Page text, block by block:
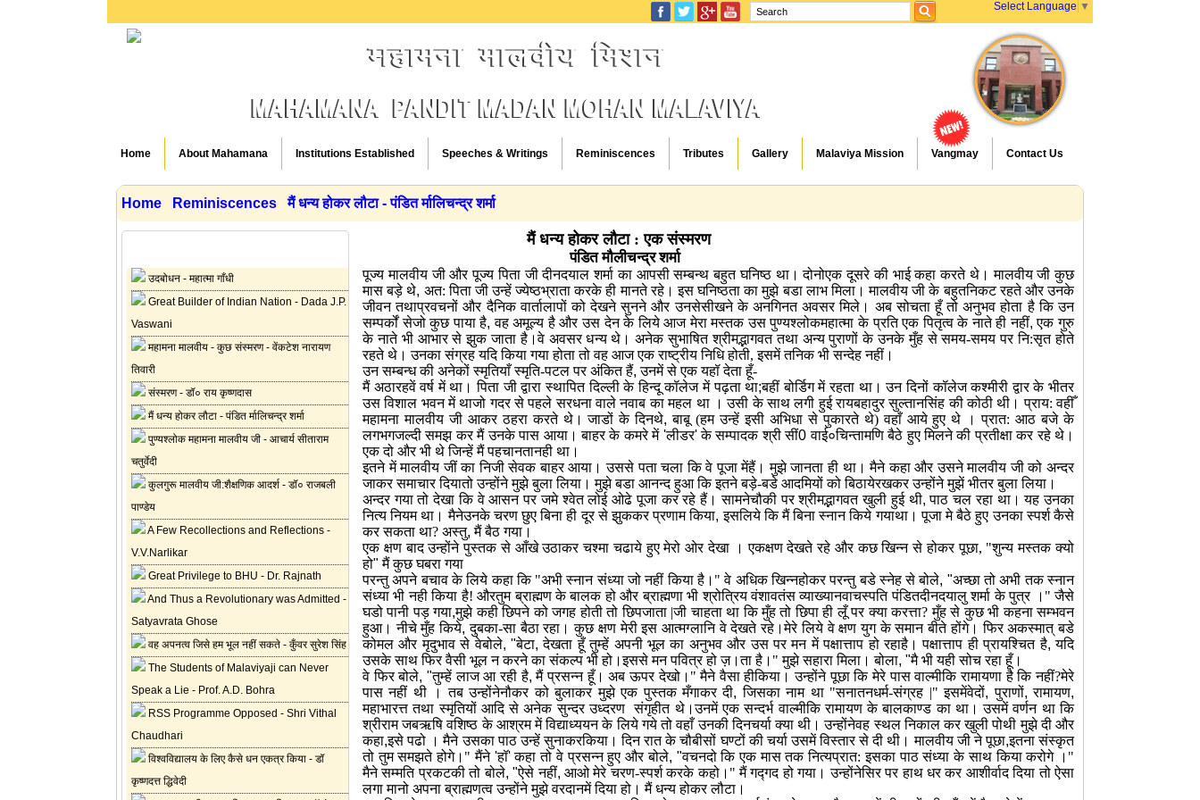
Select Language ▼
Home About Mahamana Institutions Established Speeches & Writings Reminiscences Tributes Gallery Malaviya Mission Vangmay Contact Us
Home Reminiscences मैं धन्य होकर लौटा - पंडित र्मालिचन्द्र शर्मा
उदबोधन - महात्मा गाँधी
Great Builder of Indian Nation - Dada J.P.
Vaswani
महामना मालवीय - कुछ संस्मरण - वेंकटेश नारायण
तिवारी
संस्मरण - डॉ० राय कृष्णदास
मैं धन्य होकर लौटा - पंडित र्मालिचन्द्र शर्मा
पुण्यश्लोक महामना मालवीय जी - आचार्य सीताराम
चतुर्वेदी
कुलगुरू मालवीय जी:शैक्षणिक आदर्श - डॉ० राजबली
पाण्डेय
A Few Recollections and Reflections -
V.V.Narlikar
Great Privilege to BHU - Dr. Rajnath
And Thus a Revolutionary was Admitted -
Satyavrata Ghose
वह अपनत्व जिसे हम भूल नहीं सकते - कुँवर सुरेश सिंह
The Students of Malaviyaji can Never
Speak a Lie - Prof. A.D. Bohra
RSS Programme Opposed - Shri Vithal
Chaudhari
विश्वविद्यालय के लिए कैसे धन एकत्र किया - डॉ
कृष्णदत्त द्धिवेदी
मैं धन्य होकर लौटा : एक संस्मरण
पंडित मौलीचन्द्र शर्मा
पूज्य मालवीय जी और पूज्य पिता जी दीनदयाल शर्मा का आपसी सम्बन्थ बहुत घनिष्ठ था। दोनोएक दूसरे की भाई कहा करते थे। मालवीय जी कुछ
मास बड़े थे, अत: पिता जी उन्हें ज्येष्ठभ्राता करके ही मानते रहे। इस घनिष्ठता का मुझे बडा लाभ मिला। मालवीय जी के बहुतनिकट रहते और उनके
जीवन तथाप्रवचनों और दैनिक वार्तालापों को देखने सुनने और उनसेसीखने के अनगिनत अवसर मिले। अब सोचता हूँ तो अनुभव होता है कि उन
सम्पर्कों सेजो कुछ पाया है,वह अमूल्य है और उस देन के लिये आज मेरा मस्तक उस पुण्यश्लोकमहात्मा के प्रति एक पितृत्व के नाते ही नहीं,एक गुरु
के नाते भी आभार से झुक जाता है।वे अवसर धन्य थे। अनेक सुभाषित श्रीमद्भागवत तथा अन्य पुराणों के उनके मुँह से समय-समय पर नि:सृत होते
रहते थे। उनका संग्रह यदि किया गया होता तो वह आज एक राष्ट्रीय निधि होती, इसमें तनिक भी सन्देह नहीं।
उन सम्बन्ध की अनेकों स्मृतियाँ स्मृति-पटल पर अंकित हैं,उनमें से एक यहॉ देता हूँ-
मैं अठारहवें वर्ष में था। पिता जी द्वारा स्थापित दिल्ली के हिन्दू कॉलेज में पढ़ता था;बहीं बोर्डिग में रहता था। उन दिनों कॉलेज कश्मीरी द्वार के भीतर
उस विशाल भवन में थाजो गदर से पहले सरधना वाले नवाब का महल था । उसी के साथ लगी हुई रायबहादुर सुल्तानसिंह की कोठी थी। प्राय: वहीँ
महामना मालवीय जी आकर ठहरा करते थे। जाडों के दिनथे,बाबू (हम उन्हें इसी अभिधा से पुकारते थे) वहाँ आये हुए थे । प्रात: आठ बजे के
लगभगजल्दी समझ कर मैं उनके पास आया। बाहर के कमरे में 'लीडर'के सम्पादक श्री सीं0 वाई०चिन्तामणि बैठे हुए मिलने की प्रतीक्षा कर रहे थे।
एक दो और भी थे जिन्हें मैं पहचानतानही था।
इतने में मालवीय जीं का निजी सेवक बाहर आया। उससे पता चला कि वे पूजा मेंहैं। मुझे जानता ही था। मैने कहा और उसने मालवीय जी को अन्दर
जाकर समाचार दियातो उन्होंने मुझे बुला लिया। मुझे बडा आनन्द हुआ कि इतने बड़े-बडे आदमियों को बिठायेरखकर उन्होंने मुझें भीतर बुला लिया।
अन्दर गया तो देखा कि वे आसन पर जमे श्वेत लोई ओढे पूजा कर रहे हैं। सामनेचौकी पर श्रीमद्भागवत खुली हुई थी,पाठ चल रहा था। यह उनका
नित्य नियम था। मैनेउनके चरण छुए बिना ही दूर से झुककर प्रणाम किया,इसलिये कि मैं बिना स्नान किये गयाथा। पूजा मे बैठे हुए उनका स्पर्श कैसे
कर सकता था? अस्तु,मैं बैठ गया।
एक क्षण बाद उन्होंने पुस्तक से आँखे उठाकर चश्मा चढाये हुए मेरो ओर देखा । एकक्षण देखते रहे और कछ खिन्न से होकर पूछा, "शुन्य मस्तक क्यो
हो"मैं कुछ घबरा गया
परन्तु अपने बचाव के लिये कहा कि "अभी स्नान संध्या जो नहीं किया है।" वे अधिक खिन्नहोकर परन्तु बडे स्नेह से बोले, "अच्छा तो अभी तक स्नान
संध्या भी नही किया है! औरतुम ब्राह्मण के बालक हो और ब्राह्मणा भी श्रोत्रिय वंशावतंस व्याख्यानवाचस्पति पंडितदीनदयालु शर्मा के पुत्र ।" जैसे
घडो पानी पड़ गया,मुझे कही छिपने को जगह होती तो छिपजाता |जी चाहता था कि मुँह तो छिपा ही लूँ पर क्या करत्ता? मुँह से कुछ भी कहना सम्भवन
हुआ। नीचे मुँह किये,दुबका-सा बैठा रहा। कुछ क्षण मेरी इस आत्मग्लानि वे देखते रहे।मेरे लिये वे क्षण युग के समान बीते होंगे। फिर अकस्मात् बडे
कोमल और मृदुभाव से वेबोले, "बेटा,देखता हूँ तुम्हें अपनी भूल का अनुभव और उस पर मन में पक्षात्ताप हो रहाहै। पक्षात्ताप ही प्रायश्चित है,यदि
उसके साथ फिर वैसी भूल न करने का संकल्प भी हो।इससे मन पवित्र हो ज़।ता है।" मुझे सहारा मिला। बोला, "मै भी यही सोच रहा हूँ।
वे फिर बोले, "तुम्हें लाज आ रही है,मैं प्रसन्न हूँ। अब ऊपर देखो।" मैने वैसा हीकिया। उन्होंने पूछा कि मेरे पास वाल्मीकि रामायणा है कि नहीं?मेरे
पास नहीं थी । तब उन्होंनेनौकर को बुलाकर मुझे एक पुस्तक मँगाकर दी,जिसका नाम था "सनातनधर्म-संग्रह |" इसमेंवेदों,पुराणों,रामायण,
महाभारत्त तथा स्मृतियों आदि से अनेक सुन्दर उध्दरण
संगृहीत थे।उनमें एक सन्दर्भ वाल्मीकि रामायण के बालकाण्ड का था। उसमें वर्णन था कि
श्रीराम जबऋषि वशिष्ठ के आश्रम में विद्याध्ययन के लिये गये तो वहाँ उनकी दिनचर्या क्या थी। उन्होंनेवह स्थल निकाल कर खुली पोथी मुझे दी और
कहा,इसे पढो । मैने उसका पाठ उन्हें सुनाकरकिया। दिन रात के चौबीसों घण्टों की चर्या उसमें विस्तार से दी थी। मालवीय जी ने पूछा,इतना संस्कृत
तो तुम समझते होगे।" मैंने 'हॉ'कहा तो वे प्रसन्न हुए और बोले, "वचनदो कि एक मास तक नित्यप्रात: इसका पाठ संध्या के साथ किया करोगे ।"
मैने सम्मति प्रकटकी तो बोले, "ऐसे नहीं, आओ मेरे चरण-स्पर्श करके कहो।" मैं गद्गद हो गया। उन्होंनेसिर पर हाथ धर कर आशीर्वाद दिया तो ऐसा
लगा मानो अपना ब्राह्मणत्व उन्होंने मुझे वरदानमें दिया हो। मैं धन्य होकर लौटा।